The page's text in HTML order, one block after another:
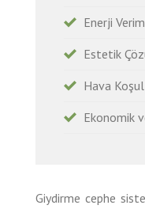
Enerji
Estetik
Hava
Ekonomik
Giydirme cephe